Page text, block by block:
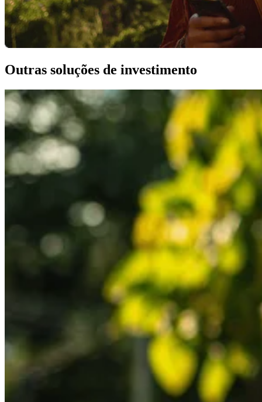
Outras soluções de investimento